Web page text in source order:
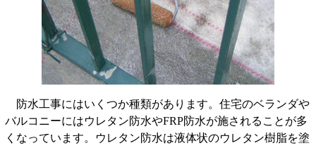
防水工事にはいくつか種類があります。住宅のベランダや
バルコニーにはウレタン防水やFRP防水が施されることが多
くなっています。ウレタン防水は液体状のウレタン樹脂を塗